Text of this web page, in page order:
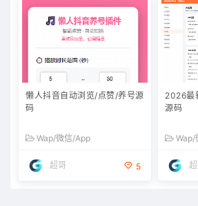
懒人抖音自动浏览/点赞/养号源
码
Wap/微信/App
超哥 5
2026最
源码
Wap/